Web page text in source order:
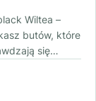
Wiltea –
butów, które
się…